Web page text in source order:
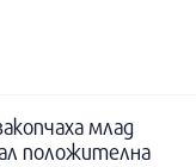
млад
положителна